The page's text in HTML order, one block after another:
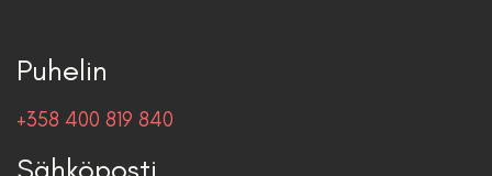
Puhelin
+358 400 819 840
Sähköposti